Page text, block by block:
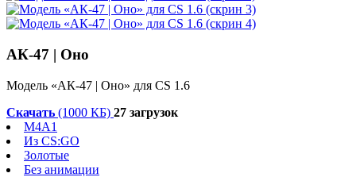
АК-47 | Оно
Модель «АК-47 | Оно» для CS 1.6
Скачать (1000 КБ) 27 загрузок
M4A1
Из CS:GO
Золотые
Без анимации